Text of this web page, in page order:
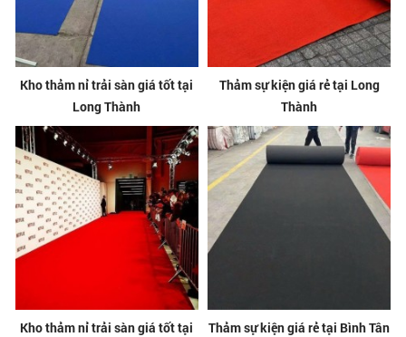
Kho thảm nỉ trải sàn giá tốt tại
Long Thành
Thảm sự kiện giá rẻ tại Long
Thành
Kho thảm nỉ trải sàn giá tốt tại
Thảm sự kiện giá rẻ tại Bình Tân